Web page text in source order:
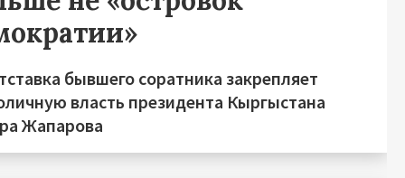
бывшего соратника закрепляет
власть президента Кыргыстана
Жапарова